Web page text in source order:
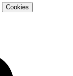
Cookies